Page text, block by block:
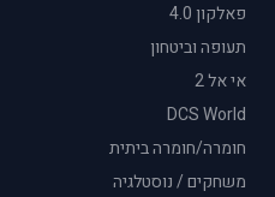
פאלקון 4.0
תעופה וביטחון
אי אל 2
DCS World
חומרה/חומרה ביתית
משחקים / נוסטלגיה